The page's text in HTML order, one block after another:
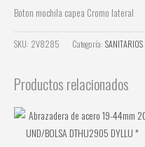
Boton mochila capea Cromo lateral
SKU: 2V8285 Categoría: SANITARIOS
Productos relacionados